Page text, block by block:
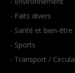
- Faits divers
- Santé et bien-être
- Sports
- Transport /